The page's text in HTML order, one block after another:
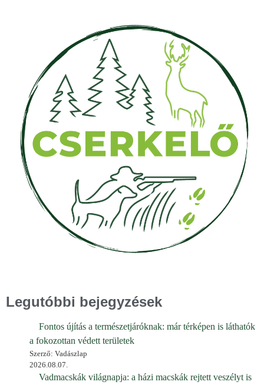
Legutóbbi bejegyzések
Fontos újítás a természetjáróknak: már térképen is láthatók
a fokozottan védett területek
Szerző: Vadászlap
2026.08.07.
Vadmacskák világnapja: a házi macskák rejtett veszélyt is